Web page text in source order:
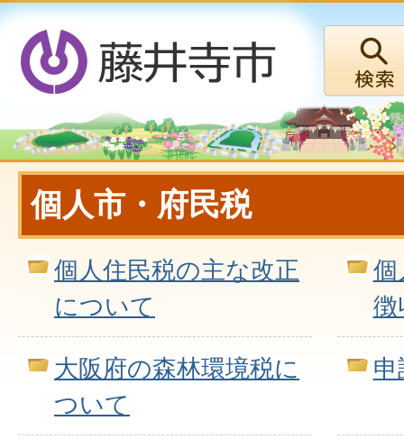
個人市・府民税
個人住民税の主な改正
について
個
徴
大阪府の森林環境税に
ついて
申